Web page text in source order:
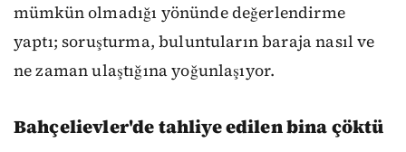
mümkün olmadığı yönünde değerlendirme
yaptı; soruşturma, buluntuların baraja nasıl ve
ne zaman ulaştığına yoğunlaşıyor.
Bahçelievler'de tahliye edilen bina çöktü